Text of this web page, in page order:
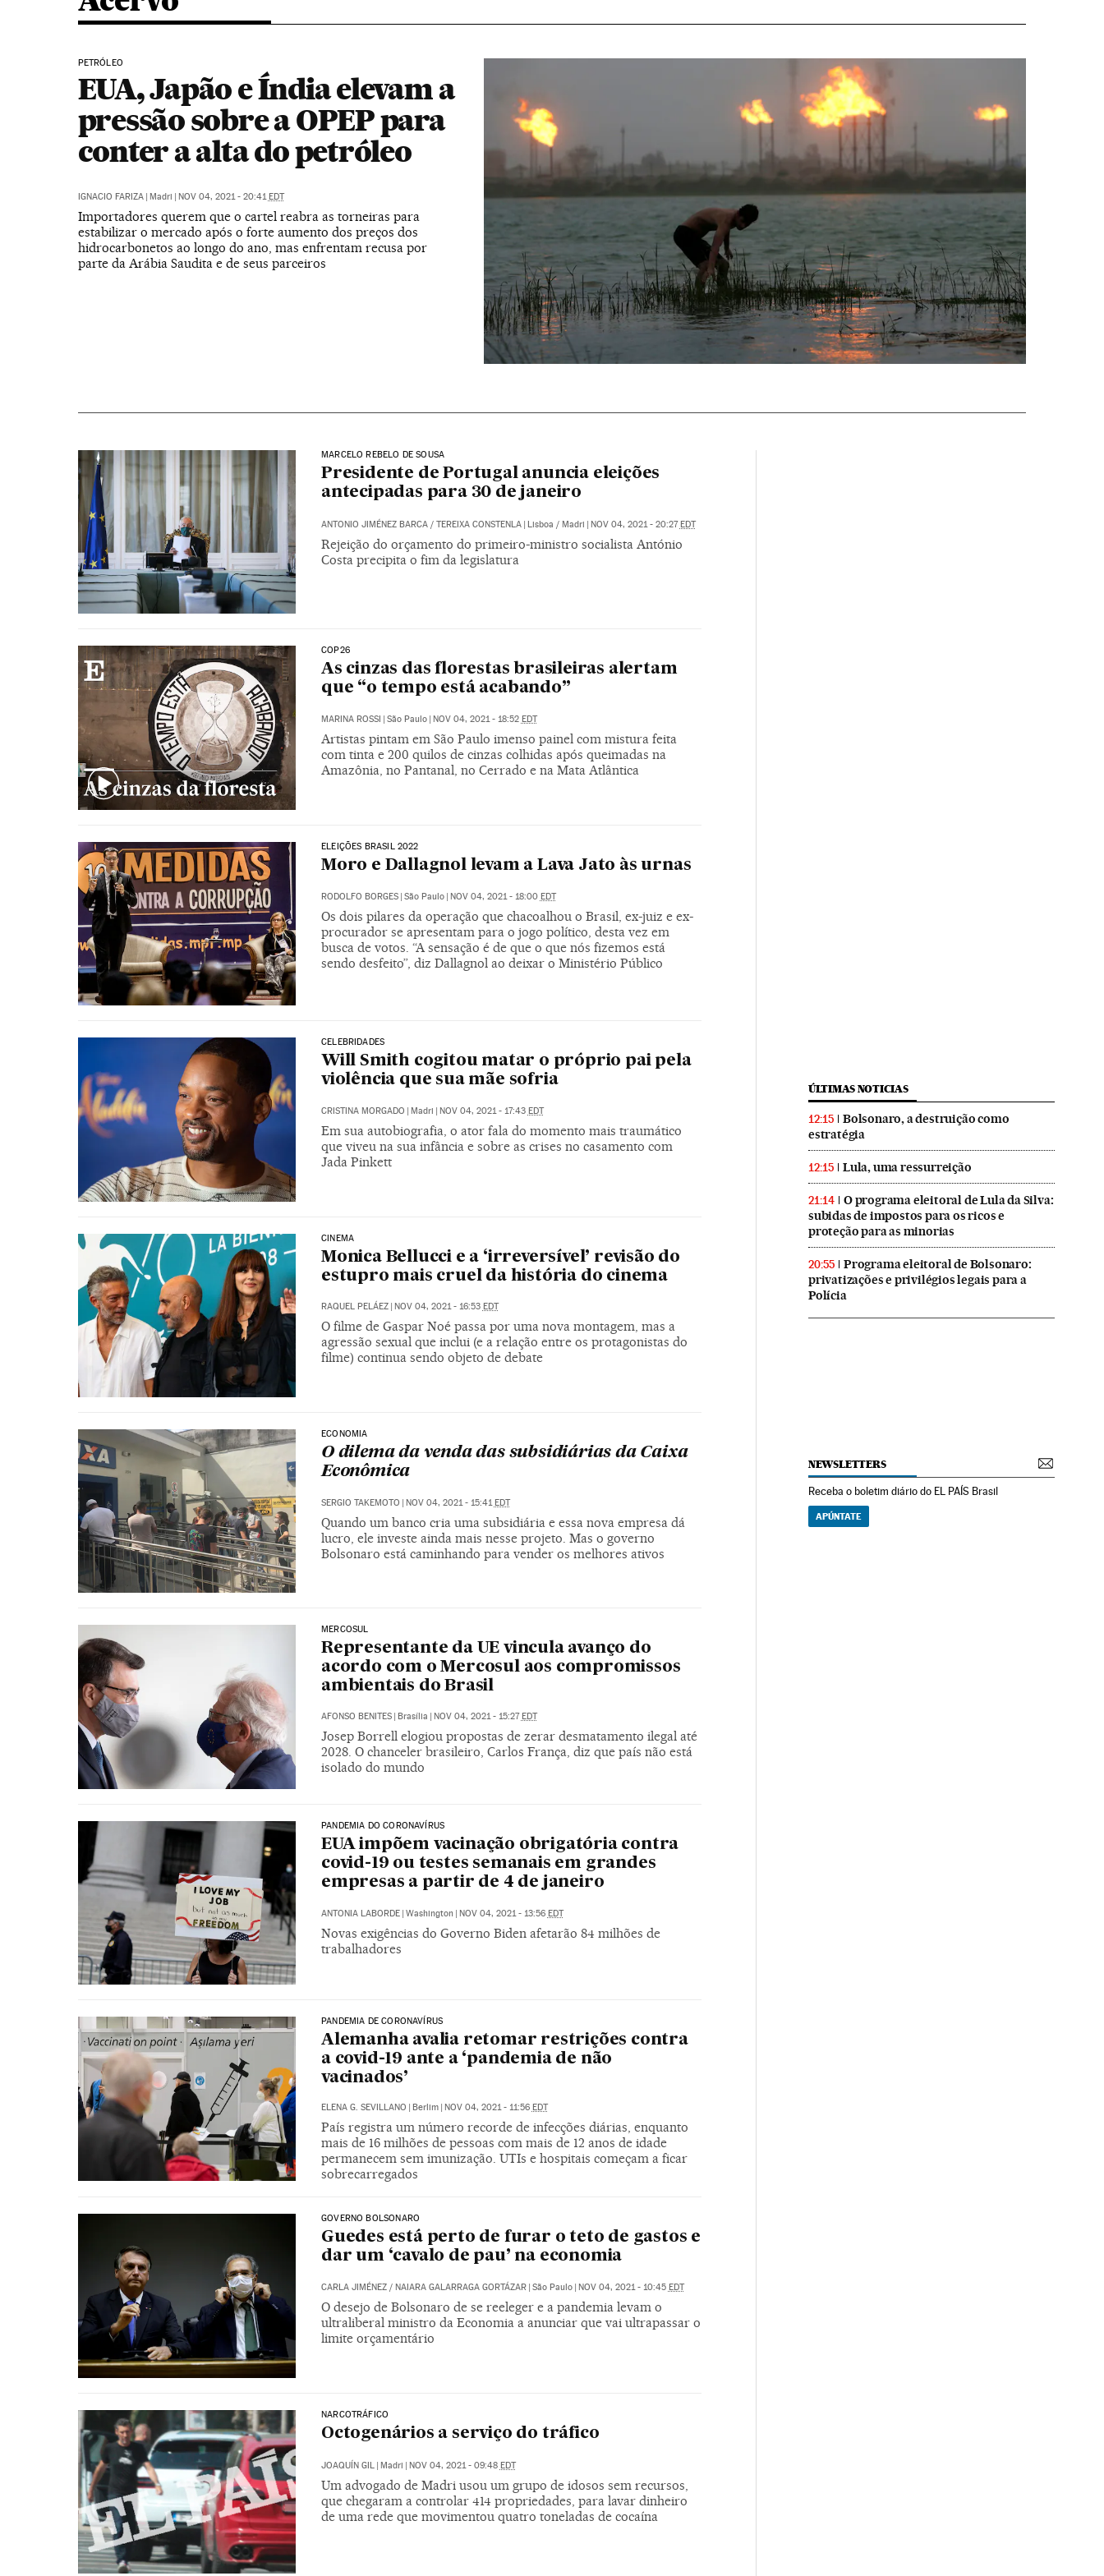
PETRÓLEO
EUA, Japão e Índia elevam a
pressão sobre a OPEP para
conter a alta do petróleo
IGNACIO FARIZA | Madri | NOV 04, 2021 - 20:41EDT
Importadores querem que o cartel reabra as torneiras para
estabilizar o mercado após o forte aumento dos preços dos
hidrocarbonetos ao longo do ano, mas enfrentam recusa por
parte da Arábia Saudita e de seus parceiros
MARCELO REBELO DE SOUSA
Presidente de Portugal anuncia eleições
antecipadas para 30 de janeiro
ANTONIO JIMÉNEZ BARCA/ TEREIXA CONSTENLA | Lisboa / Madri | NOV 04, 2021 - 20:27EDT
Rejeição do orçamento do primeiro-ministro socialista António
Costa precipita o fim da legislatura
COP26
As cinzas das florestas brasileiras alertam
que “o tempo está acabando”
MARINA ROSSI São Paulo NOV 04, 2021 - 18:52 EDT
Artistas pintam em São Paulo imenso painel com mistura feita
com tinta e 200 quilos de cinzas colhidas após queimadas na
Amazônia, no Pantanal, no Cerrado e na Mata Atlântica
ELEIÇÕES BRASIL 2022
Moro e Dallagnol levam a Lava Jato às urnas
RODOLFO BORGES | São Paulo | NOV 04, 2021 - 18:00 EDT
Os dois pilares da operação que chacoalhou o Brasil, ex-juiz e ex-
procurador se apresentam para o jogo político, desta vez em
busca de votos. “A sensação é de que o que nós fizemos está
sendo desfeito”, diz Dallagnol ao deixar o Ministério Público
CELEBRIDADES
Will Smith cogitou matar o próprio pai pela
violência que sua mãe sofria
CRISTINA MORGADO Madri NOV 04, 2021 - 17:43 EDT
Em sua autobiografia, o ator fala do momento mais traumático
que viveu na sua infância e sobre as crises no casamento com
Jada Pinkett
CINEMA
Monica Bellucci e a ‘irreversível’ revisão do
estupro mais cruel da história do cinema
RAQUEL PELÁEZ NOV 04, 2021 - 16:53 EDT
O filme de Gaspar Noé passa por uma nova montagem, mas a
agressão sexual que inclui (e a relação entre os protagonistas do
filme) continua sendo objeto de debate
ECONOMIA
O dilema da venda das subsidiárias da Caixa
Econômica
SERGIO TAKEMOTO | NOV 04, 2021 - 15:41EDT
Quando um banco cria uma subsidiária e essa nova empresa dá
lucro, ele investe ainda mais nesse projeto. Mas o governo
Bolsonaro está caminhando para vender os melhores ativos
MERCOSUL
Representante da UE vincula avanço do
acordo com o Mercosul aos compromissos
ambientais do Brasil
AFONSO BENITES Brasília NOV 04, 2021 - 15:27 EDT
Josep Borrell elogiou propostas de zerar desmatamento ilegal até
2028. O chanceler brasileiro, Carlos França, diz que país não está
isolado do mundo
PANDEMIA DO CORONAVÍRUS
EUA impõem vacinação obrigatória contra
covid-19 ou testes semanais em grandes
empresas a partir de 4 de janeiro
ANTONIA LABORDE | Washington | NOV 04, 2021 - 13:56 EDT
Novas exigências do Governo Biden afetarão 84 milhões de
trabalhadores
PANDEMIA DE CORONAVÍRUS
Alemanha avalia retomar restrições contra
a covid-19 ante a ‘pandemia de não
vacinados’
ELENA G. SEVILLANO Berlim NOV 04, 2021 - 11:56 EDT
País registra um número recorde de infecções diárias, enquanto
mais de 16 milhões de pessoas com mais de 12 anos de idade
permanecem sem imunização. UTIs e hospitais começam a ficar
sobrecarregados
GOVERNO BOLSONARO
Guedes está perto de furar o teto de gastos e
dar um ‘cavalo de pau’ na economia
CARLA JIMÉNEZ/ NAIARA GALARRAGA GORTÁZAR São Paulo NOV 04, 2021 - 10:45 EDT
O desejo de Bolsonaro de se reeleger e a pandemia levam o
ultraliberal ministro da Economia a anunciar que vai ultrapassar o
limite orçamentário
NARCOTRÁFICO
Octogenários a serviço do tráfico
JOAQUÍN GIL | Madri | NOV 04, 2021 - 09:48 EDT
Um advogado de Madri usou um grupo de idosos sem recursos,
que chegaram a controlar 414 propriedades, para lavar dinheiro
de uma rede que movimentou quatro toneladas de cocaína
ÚLTIMAS NOTICIAS
12:15
Bolsonaro, a destruição como
estratégia
12:15 Lula, uma ressurreição
21:14
O programa eleitoral de Lula da Silva:
subidas de impostos para os ricos e
proteção para as minorias
20:55
Programa eleitoral de Bolsonaro:
privatizações e privilégios legais para a
Polícia
NEWSLETTERS
Receba o boletim diário do EL PAÍS Brasil
APÚNTATE